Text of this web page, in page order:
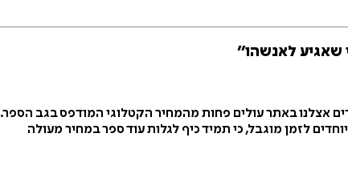
שאגיע לאנשהו״
אצלנו באתר עולים פחות מהמחיר הקטלוגי המודפס בגב הספר.
לזמן מוגבל, כי תמיד כיף לגלות עוד ספר במחיר מעולה